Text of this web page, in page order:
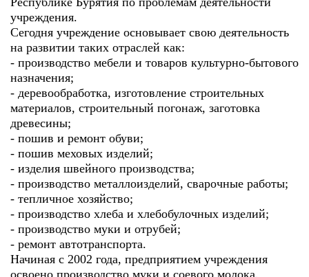
учреждения.
Сегодня учреждение основывает свою деятельность
на развитии таких отраслей как:
- производство мебели и товаров культурно-бытового
назначения;
- деревообработка, изготовление строительных
материалов, строительный погонаж, заготовка
древесины;
- пошив и ремонт обуви;
- пошив меховых изделий;
- изделия швейного производства;
- производство металлоизделий, сварочные работы;
- тепличное хозяйство;
- производство хлеба и хлебобулочных изделий;
- производство муки и отрубей;
- ремонт автотранспорта.
Начиная с 2002 года, предприятием учреждения
освоено производство муки и соевого молока,